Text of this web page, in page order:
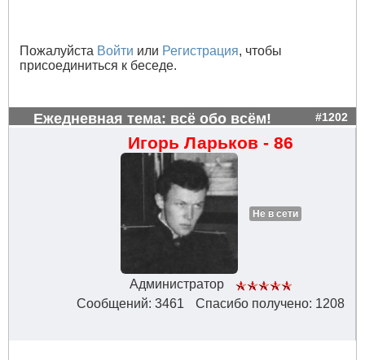
Пожалуйста Войти или Регистрация, чтобы
присоединиться к беседе.
Ежедневная тема: всё обо всём! #1202
Игорь Ларьков - 86
Не в сети
Администратор
Сообщений: 3461
Спасибо получено: 1208